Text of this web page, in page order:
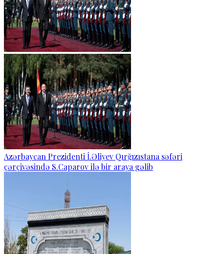
Azərbaycan Prezidenti İ.Əliyev Qırğızıstana səfəri
çərçivəsində S.Caparov ilə bir araya gəlib